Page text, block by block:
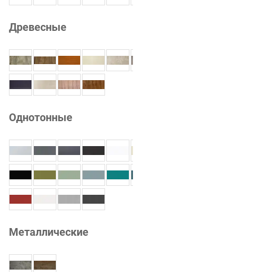
Древесные
Однотонные
Металлические